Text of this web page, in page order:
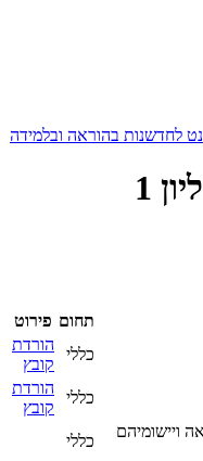
לחדשנות בהוראה ובלמידה
1
תחום פירוט
כללי
הורדת
קובץ
כללי
הורדת
קובץ
ויישומיהם
כללי